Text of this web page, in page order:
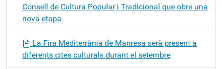
Consell de Cultura Popular i Tradicional que obre una
nova etapa
La Fira Mediterrània de Manresa serà present a
diferents cites culturals durant el setembre